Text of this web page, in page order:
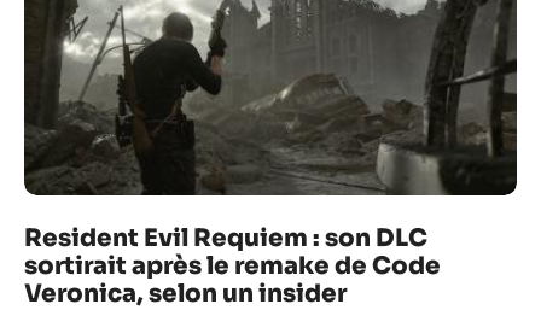
Resident Evil Requiem : son DLC
sortirait après le remake de Code
Veronica, selon un insider